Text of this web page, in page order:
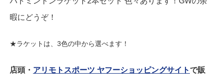
暇にどうぞ！
★ラケットは、3色の中から選べます！
店頭・ アリモトスポーツ ヤフーショッピングサイトで販